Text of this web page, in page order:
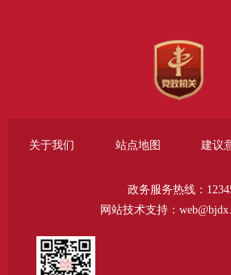
2025年，大兴区城市
政执法局严格按照《中华
事项清单，通过大兴区
开渠道，持续优化信息
中：通过区政府网站发布
关于我们 站点地图 建议
政务服务热线：
网站技术支持：